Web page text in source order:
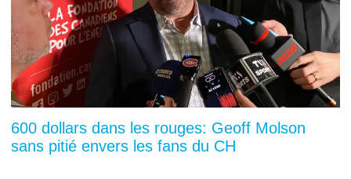
600 dollars dans les rouges: Geoff Molson
sans pitié envers les fans du CH